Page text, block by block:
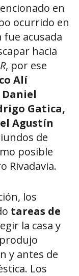
en
ocurrido en
acusada
hacia
, por ese
Alí
Daniel
Gatica,
Agustín
de
posible
Rivadavia.
los
tareas de
la casa y
y antes de
Los